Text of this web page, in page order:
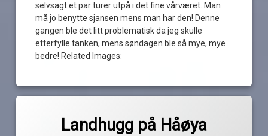
selvsagt et par turer utpå i det fine vårværet. Man
må jo benytte sjansen mens man har den! Denne
gangen ble det litt problematisk da jeg skulle
etterfylle tanken, mens søndagen ble så mye, mye
bedre! Related Images:
Landhugg på Håøya